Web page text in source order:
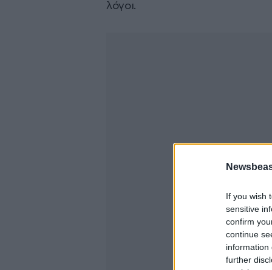
If you wish
sensitive
confirm
continue
information
further
λόγοι.